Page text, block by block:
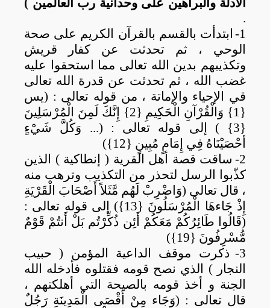
الأدلة والبراهين على وحدانية رب العالمين )
.
1-
ابتدأت بالقسم بالقرآن الكريم على صحة
الوحي ، ثم تحدثت عن كفار قريش
وتكذيبهم بدين الله تعالى مما استحقوا عليه
غضب الله ، ثم تحدثت عن قدرة الله تعالى
قي الإحياء والإماتة ، من قوله تعالى : (يس
{1} وَالْقُرْآنِ الْحَكِيمِ {2} إِنَّكَ لَمِنَ الْمُرْسَلِينَ
{3} ) إلى قوله تعالى : (...
وَكُلَّ شَيْءٍ
أحْصَيْنَاهُ فِي إِمَامٍ مُبِينٍ {12}‏)
2- ساقت قصة أهل القرية ( إنطاكية ) الذين
كذّبوا الرسل لتحذر من التكذيب وترهب منه
، قال تعالى (وَاضْرِبْ لَهُم مَّثَلاً أَصْحَابَ الْقَرْيَةِ
إِذْ جَاءهَا الْمُرْسَلُونَ {13}) إلى قوله تعالى :
(قَالُوا طَائِرُكُمْ مَعَكُمْ أَئِن ذُكِّرْتُم بَلْ أَنتُمْ قَوْمٌ
مُّسْرِفُونَ {19})
3-
ذكرت موقف الداعية المؤمن ( حبيب
النجار ) الذي نصح قومه فقتلوه فأدخله الله
الجنة و أخذ قومه بالصيحة التي أهلكتهم ،
قال تعالى : (وَجَاء مِنْ أَقْصَى الْمَدِينَةِ رَجُلٌ